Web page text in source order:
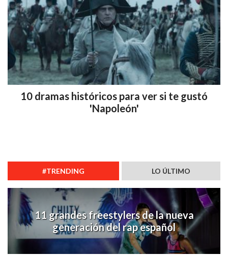
10 dramas históricos para ver si te gustó
'Napoleón'
#TRENDING LO ÚLTIMO
11 grandes freestylers de la nueva
generación del rap español